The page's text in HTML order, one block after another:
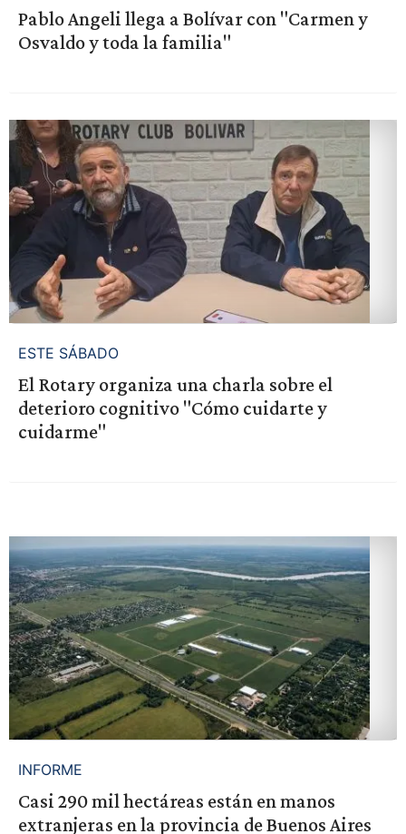
Pablo Angeli llega a Bolívar con "Carmen y
Osvaldo y toda la familia"
ESTE SÁBADO
El Rotary organiza una charla sobre el
deterioro cognitivo "Cómo cuidarte y
cuidarme"
INFORME
Casi 290 mil hectáreas están en manos
extranjeras en la provincia de Buenos Aires